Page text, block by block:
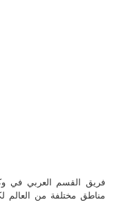
فريق القسم العربي في
مناطق مختلفة من